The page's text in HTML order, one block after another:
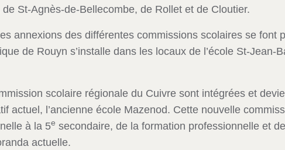
St-Agnès-de-Bellecombe, de Rollet et de Cloutier.
annexions des différentes commissions scolaires se font
de Rouyn s’installe dans les locaux de l’école St-Jean-
scolaire régionale du Cuivre sont intégrées et
actuel, l’ancienne école Mazenod. Cette nouvelle
à la 5e secondaire, de la formation professionnelle et
actuelle.